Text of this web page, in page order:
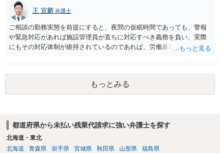
る泊り勤務の間に設定されている連続七時間ないし九時間の仮眠時間
は、従業員が労働契約に基づき仮眠室における待機と警報や電話等に
対して直ちに相当の対応をすることを義務付けられており、そのよう
な対応をすることが皆無に等しいなど実質的に上記義務付けがされて
いないと認めることができるような事情も存しないなど判示の事実関
係の下においては、実作業に従事していない時間も含め全体として従
業員が使用者の指揮命令下に置かれているものであり、労働基準法三
二条の労働時間に当たる。」と判示して、電話対応義務を課された仮
眠時間を労働時間と認めています。 早めに残業代事件に精通した弁護
士に直接相談されることをお勧めします。
王 宣麟 弁護士
ご相談の勤務実態を前提にすると、夜間の仮眠時間であっても、警報
や緊急対応があれば施設管理員が直ちに対応すべき義務を負い、実際
にもその対応体制が維持されているのであれば、労働基準法上の『労
活動仮眠時間であっても労働からの解放が保障されていない場合には
労働時間に当たると判断しており、ビル管理業務では仮眠室待機・警
報対応義務がある事案で労働時間性が認められた裁判例があります。
他方で、深夜業務が極めて限定的で、仮眠者の出動実績もなく、実質
ル、勤務日誌等を踏まえた個別判断になります。
もっとみる
都道府県から未払い残業代請求に強い弁護士を探す
北海道・東北
北海道
青森県 岩手県 宮城県 秋田県 山形県 福島県